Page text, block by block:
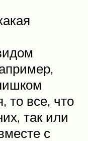
то все, что
так или
с